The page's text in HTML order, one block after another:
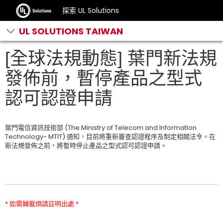
探索 UL Solutions
UL SOLUTIONS TAIWAN
[全球法規動態] 葉門新法規
發佈前，暫停產品之型式
認可認證申請
葉門電信資訊技術部 (The Ministry of Telecom and Information
Technology- MTIT) 通知，目前將重新審查認證程序及制定相關法令。在
新法規發佈之前，將暫時停止產品之型式認可認證申請。
* 如需轉載煩請註明出處 *